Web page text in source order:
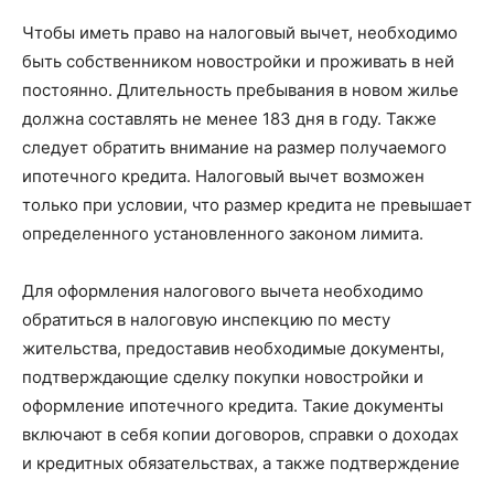
Чтобы иметь право на налоговый вычет, необходимо
быть собственником новостройки и проживать в ней
постоянно. Длительность пребывания в новом жилье
должна составлять не менее 183 дня в году. Также
следует обратить внимание на размер получаемого
ипотечного кредита. Налоговый вычет возможен
только при условии, что размер кредита не превышает
определенного установленного законом лимита.
Для оформления налогового вычета необходимо
обратиться в налоговую инспекцию по месту
жительства, предоставив необходимые документы,
подтверждающие сделку покупки новостройки и
оформление ипотечного кредита. Такие документы
включают в себя копии договоров, справки о доходах
и кредитных обязательствах, а также подтверждение